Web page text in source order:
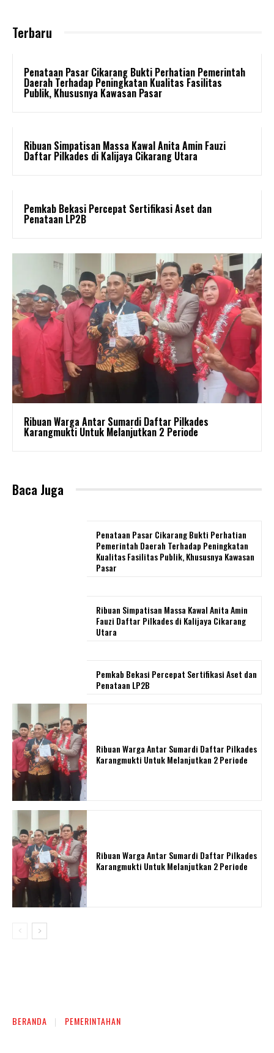
Terbaru
Penataan Pasar Cikarang Bukti Perhatian Pemerintah
Daerah Terhadap Peningkatan Kualitas Fasilitas
Publik, Khususnya Kawasan Pasar
Ribuan Simpatisan Massa Kawal Anita Amin Fauzi
Daftar Pilkades di Kalijaya Cikarang Utara
Pemkab Bekasi Percepat Sertifikasi Aset dan
Penataan LP2B
Ribuan Warga Antar Sumardi Daftar Pilkades
Karangmukti Untuk Melanjutkan 2 Periode
Baca Juga
Penataan Pasar Cikarang Bukti Perhatian
Pemerintah Daerah Terhadap Peningkatan
Kualitas Fasilitas Publik, Khususnya Kawasan
Pasar
Ribuan Simpatisan Massa Kawal Anita Amin
Fauzi Daftar Pilkades di Kalijaya Cikarang
Utara
Pemkab Bekasi Percepat Sertifikasi Aset dan
Penataan LP2B
Ribuan Warga Antar Sumardi Daftar Pilkades
Karangmukti Untuk Melanjutkan 2 Periode
Ribuan Warga Antar Sumardi Daftar Pilkades
Karangmukti Untuk Melanjutkan 2 Periode